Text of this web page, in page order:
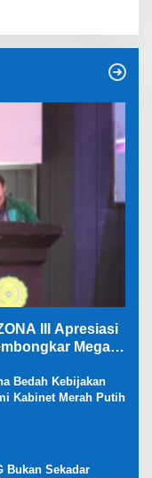
III Apresiasi
Mega
Bedah Kebijakan
Kabinet Merah Putih
Bukan Sekadar